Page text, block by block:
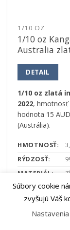
1/10 OZ
1/10 oz
Australia
DETAIL
1/10 oz zlatá
2022, hmotnosť
hodnota 15
(Austrália).
HMOTNOSŤ:
RÝDZOSŤ:
MATERIÁL:
VÝROBCA:
Súbory cookie
zvyšujú Váš
Nastavenia